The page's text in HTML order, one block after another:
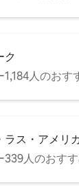
ます。 バスルー
ットが備わって
ーパー、シンク
ルがあります。
は、リクエス
意いたします
提供されます。 専
、物件全体を囲
プライベートで
物を飲んだり
ク
人のおす
ラス・アメリ
339人のおす